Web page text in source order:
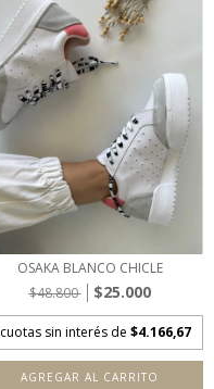
OSAKA BLANCO CHICLE
$48.800
$25.000
cuotas sin interés de $4.166,67
AGREGAR AL CARRITO